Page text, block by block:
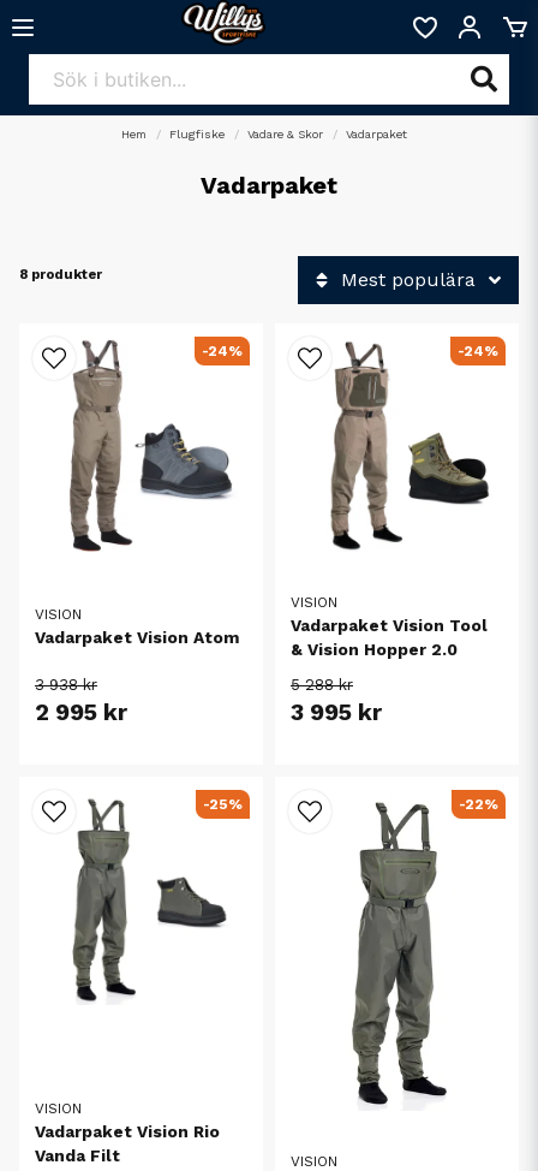
Hem Flugfiske Vadare & Skor Vadarpaket
Vadarpaket
8 produkter Mest populära
VISION
Vadarpaket Vision Atom
3 938 kr
2 995 kr
-24%
VISION
Vadarpaket Vision Tool
& Vision Hopper 2.0
5 288 kr
3 995 kr
-24%
VISION
Vadarpaket Vision Rio
Vanda Filt
-25%
VISION
-22%